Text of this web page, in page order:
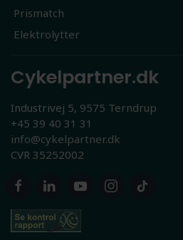
Prismatch
Elektrolytter
Cykelpartner.dk
Industrivej 5, 9575 Terndrup
+45 39 40 31 31
info@cykelpartner.dk
CVR 35252002